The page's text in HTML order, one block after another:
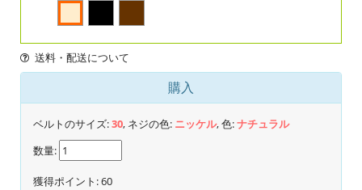
送料・配送について
購入
ベルトのサイズ:30, ネジの色: ニッケル, 色:ナチュラル
数量:
獲得ポイント:60